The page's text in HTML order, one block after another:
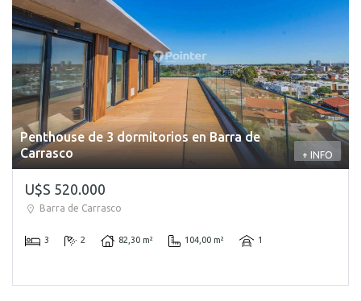
Penthouse de 3 dormitorios en Barra de
Carrasco
+ INFO
U$S 520.000
Barra de Carrasco
3 2 82,30 m² 104,00 m² 1